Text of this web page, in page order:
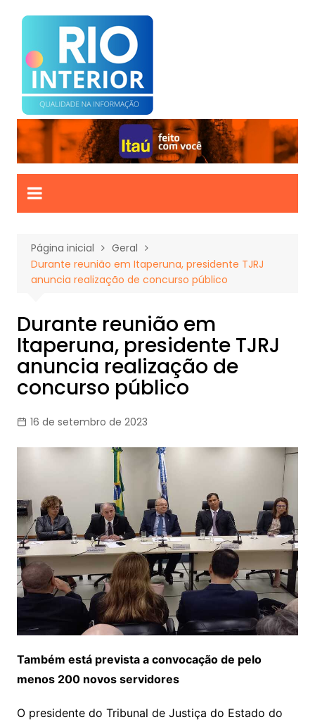
para
conteúdo
Página inicial
Geral
Durante reunião em Itaperuna, presidente TJRJ
anuncia realização de concurso público
Durante reunião em
Itaperuna, presidente TJRJ
anuncia realização de
concurso público
16 de setembro de 2023
Também está prevista a convocação de pelo
menos 200 novos servidores
O presidente do Tribunal de Justiça do Estado do